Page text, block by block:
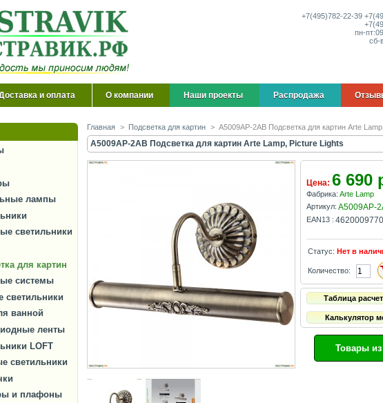
+7(495)782-22-39
пн-пт:
сб-
и оплата О компании Наши проекты Распродажа
лампы
светильники
для картин
системы
светильники
ванной
ленты
LOFT
светильники
и плафоны
Главная > Подсветка для картин > A5009AP-2AB Подсветка для картин Arte
A5009AP-2AB Подсветка для картин Arte Lamp, Picture Lights
Цена: 6 690
Фабрика: Arte Lamp
Артикул: A5009AP-
EAN13 :
Статус: Нет в
Количество:
Таблица
Калькулятор
Товары